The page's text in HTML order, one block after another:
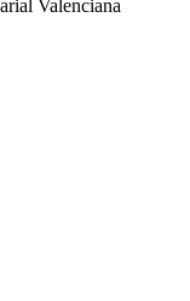
Valenciana